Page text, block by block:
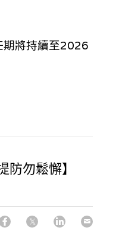
期將持續至2026
防勿鬆懈】